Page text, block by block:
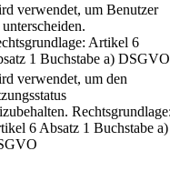
verwendet, um Benutzer
Artikel 6
1 Buchstabe a) DSGVO
verwendet, um den
6 Absatz 1 Buchstabe a)